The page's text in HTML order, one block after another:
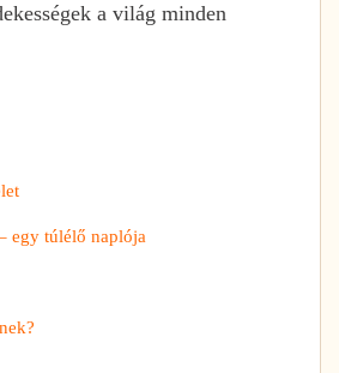
a világ minden
egy túlélő naplója